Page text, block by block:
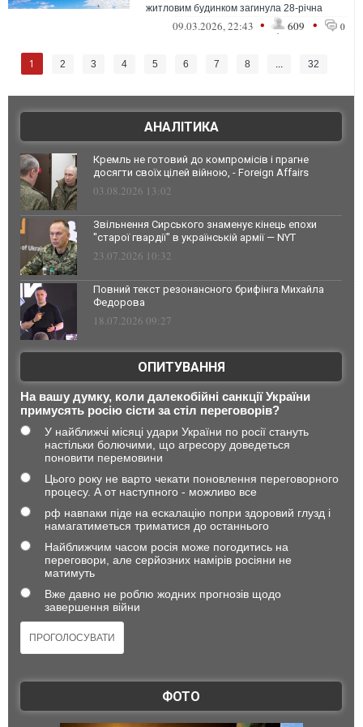
житловим будинком загинула 28-річна
09.03.2026, 22:43 • 609 • 0
1 2 3 4 5 6 7 8 ... 32
АНАЛІТИКА
Кремль не готовий до компромісів і прагне
досягти своїх цілей війною, - Foreign Affairs
03.08.2026 13:02
Звільнення Сирського знаменує кінець епохи
"старої гвардії" в українській армії — NYT
23.07.2026 10:32
Повний текст резонансного брифінга Михайла
Федорова
18.07.2026 09:27
ОПИТУВАННЯ
На вашу думку, коли далекобійні санкції України
примусять росію сісти за стіл переговорів?
У найближчі місяці удари України по росії стануть
настільки болючими, що агресору доведеться
поновити перемовини
Цього року не варто чекати поновлення переговорного
процесу. А от наступного - можливо все
рф навпаки піде на ескалацію попри здоровий глузд і
намагатиметься триматися до останнього
Найближчим часом росія може погодитись на
переговори, але серйозних намірів росіяни не
матимуть
Вже давно не роблю жодних прогнозів щодо
завершення війни
ФОТО